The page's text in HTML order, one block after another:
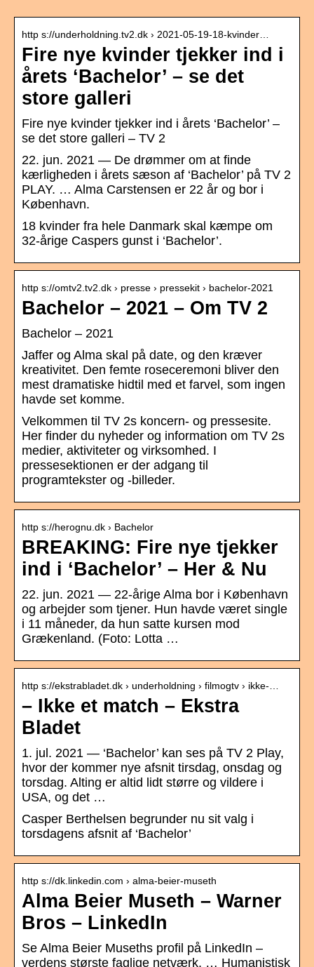
http s://underholdning.tv2.dk › 2021-05-19-18-kvinder…
Fire nye kvinder tjekker ind i
årets ‘Bachelor’ – se det
store galleri
Fire nye kvinder tjekker ind i årets ‘Bachelor’ –
se det store galleri – TV 2
22. jun. 2021 — De drømmer om at finde
kærligheden i årets sæson af ‘Bachelor’ på TV 2
PLAY. … Alma Carstensen er 22 år og bor i
København.
18 kvinder fra hele Danmark skal kæmpe om
32-årige Caspers gunst i ‘Bachelor’.
http s://omtv2.tv2.dk › presse › pressekit › bachelor-2021
Bachelor – 2021 – Om TV 2
Bachelor – 2021
Jaffer og Alma skal på date, og den kræver
kreativitet. Den femte roseceremoni bliver den
mest dramatiske hidtil med et farvel, som ingen
havde set komme.
Velkommen til TV 2s koncern- og pressesite.
Her finder du nyheder og information om TV 2s
medier, aktiviteter og virksomhed. I
pressesektionen er der adgang til
programtekster og -billeder.
http s://herognu.dk › Bachelor
BREAKING: Fire nye tjekker
ind i ‘Bachelor’ – Her & Nu
22. jun. 2021 — 22-årige Alma bor i København
og arbejder som tjener. Hun havde været single
i 11 måneder, da hun satte kursen mod
Grækenland. (Foto: Lotta …
http s://ekstrabladet.dk › underholdning › filmogtv › ikke-…
– Ikke et match – Ekstra
Bladet
1. jul. 2021 — ‘Bachelor’ kan ses på TV 2 Play,
hvor der kommer nye afsnit tirsdag, onsdag og
torsdag. Alting er altid lidt større og vildere i
USA, og det …
Casper Berthelsen begrunder nu sit valg i
torsdagens afsnit af ‘Bachelor’
http s://dk.linkedin.com › alma-beier-museth
Alma Beier Museth – Warner
Bros – LinkedIn
Se Alma Beier Museths profil på LinkedIn –
verdens største faglige netværk. … Humanistisk